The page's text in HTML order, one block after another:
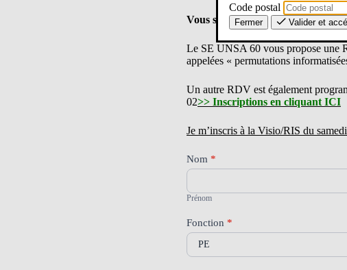
Vous souhaitez changer de
Le SE UNSA 60 vous propose une
appelées « permutations
Un autre RDV est également
02>> Inscriptions en cliquant ICI
Je m’inscris à la Visio/RIS du
Visio/RIS
Mouvement
2025
08/11/25
à
10h00
Nom *
Prénom
Prénom
Fonction *
Code postal
Fermer Valider et